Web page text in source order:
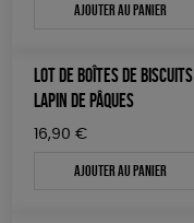
Ajouter au panier
LOT DE BOÎTES DE BISCUITS
LAPIN DE PÂQUES
16,90 €
Ajouter au panier